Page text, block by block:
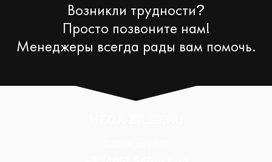
Возникли трудности?
Просто позвоните нам!
Менеджеры всегда рады вам помочь.